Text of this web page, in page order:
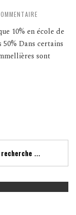
10% en école de
Dans certains
sont
recherche ...